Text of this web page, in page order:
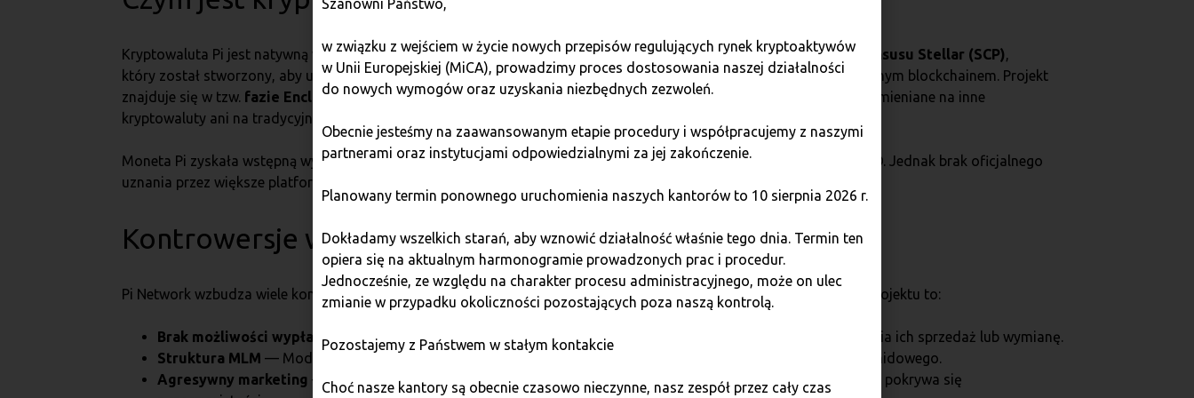
Kryptowaluta Pi jest natywną walutą ekosystemu Pi Network. Działa na blockchainie opartym namechanizmie konsensusu Stellar (SCP),
który został stworzony, aby umożliwić szybkie i tanie transakcje. Jednak Pi Network nie jest jeszcze w pełni funkcjonalnym blockchainem. Projekt
znajduje się w tzw. fazie Enclosed Mainnet, co oznacza, że wydobyte monety Pi nie mogą być obecnie swobodnie wymieniane na inne
kryptowaluty ani na tradycyjne pieniądze.
Moneta Pi zyskała wstępną wycenę na niektórych niezależnych giełdach, gdzie jej wartość oscyluje w granicach 46 USD. Jednak brak oficjalnego
uznania przez większe platformy kryptowalutowe sprawia, że Pi pozostaje tokenem o wątpliwej wartości rynkowej.
Kontrowersje wokół Pi Network
Pi Network wzbudza wiele kontrowersji, które dzielą zarówno ekspertów, jak i użytkowników. Główne zarzuty wobec projektu to:
Brak możliwości wypłaty środków
— Wydobyte monety Pi nie są obecnie dostępne na giełdach, co uniemożliwia ich sprzedaż lub wymianę.
Struktura MLM — Model działania oparty na zaproszeniach budzi podejrzenia o wykorzystanie schematu piramidowego.
Agresywny marketing — Pi Network aktywnie promuje swoją wizję „rewolucji w kryptowalutach”, co nie zawsze pokrywa się
Szanowni Państwo,
w związku z wejściem w życie nowych przepisów regulujących rynek kryptoaktywów
w Unii Europejskiej (MiCA), prowadzimy proces dostosowania naszej działalności
do nowych wymogów oraz uzyskania niezbędnych zezwoleń.
Obecnie jesteśmy na zaawansowanym etapie procedury i współpracujemy z naszymi
partnerami oraz instytucjami odpowiedzialnymi za jej zakończenie.
Planowany termin ponownego uruchomienia naszych kantorów to 10 sierpnia 2026 r.
Dokładamy wszelkich starań, aby wznowić działalność właśnie tego dnia. Termin ten
opiera się na aktualnym harmonogramie prowadzonych prac i procedur.
Jednocześnie, ze względu na charakter procesu administracyjnego, może on ulec
zmianie w przypadku okoliczności pozostających poza naszą kontrolą.
Pozostajemy z Państwem w stałym kontakcie
Choć nasze kantory są obecnie czasowo nieczynne, nasz zespół przez cały czas